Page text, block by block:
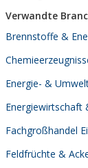
Verwandte
Brennstoffe &
Energie- &
Energiewirtschaft
Fachgroßhandel
Feldfrüchte &